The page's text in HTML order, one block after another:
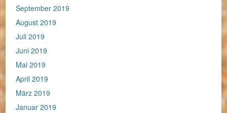
September 2019
August 2019
Juli 2019
Juni 2019
Mai 2019
April 2019
März 2019
Januar 2019